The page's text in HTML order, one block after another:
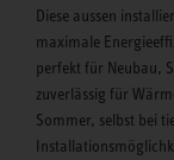
Diese aussen
maximale
perfekt für Neubau,
zuverlässig für
Sommer, selbst bei